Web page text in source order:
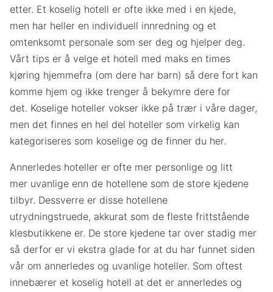
etter. Et koselig hotell er ofte ikke med i en kjede,
men har heller en individuell innredning og et
omtenksomt personale som ser deg og hjelper deg.
Vårt tips er å velge et hotell med maks en times
kjøring hjemmefra (om dere har barn) så dere fort kan
komme hjem og ikke trenger å bekymre dere for
det. Koselige hoteller vokser ikke på trær i våre dager,
men det finnes en hel del hoteller som virkelig kan
kategoriseres som koselige og de finner du her.
Annerledes hoteller er ofte mer personlige og litt
mer uvanlige enn de hotellene som de store kjedene
tilbyr. Dessverre er disse hotellene
utrydningstruede, akkurat som de fleste frittstående
klesbutikkene er. De store kjedene tar over stadig mer
så derfor er vi ekstra glade for at du har funnet siden
vår om annerledes og uvanlige hoteller. Som oftest
innebærer et koselig hotell at det er annerledes og